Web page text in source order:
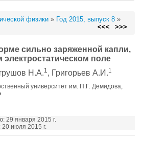
физики » Год 2015, выпуск 8 »
<<< >>>
сильно заряженной капли,
поле
Н.А.1, Григорьев А.И.1
университет им. П.Г. Демидова,
29 января 2015 г.
июля 2015 г.